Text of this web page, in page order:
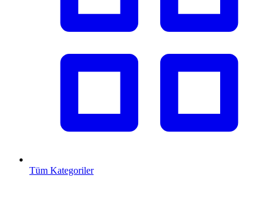
Tüm Kategoriler